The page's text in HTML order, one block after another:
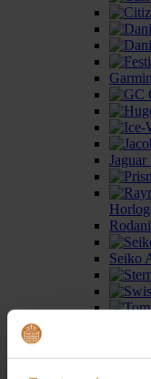
Seiko
Horloges dames›